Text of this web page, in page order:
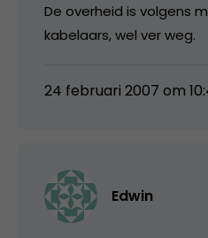
De overheid is volgens
kabelaars, wel ver weg.
24 februari 2007 om
Edwin